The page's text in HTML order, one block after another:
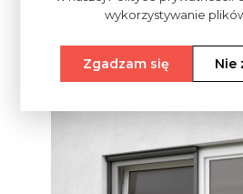
wykorzystywanie
Zgadzam się Nie